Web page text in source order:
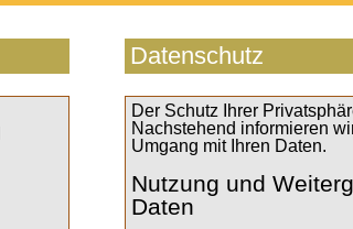
Datenschutz
Der Schutz Ihrer
Nachstehend informieren
Umgang mit Ihren Daten.
Nutzung und
Daten